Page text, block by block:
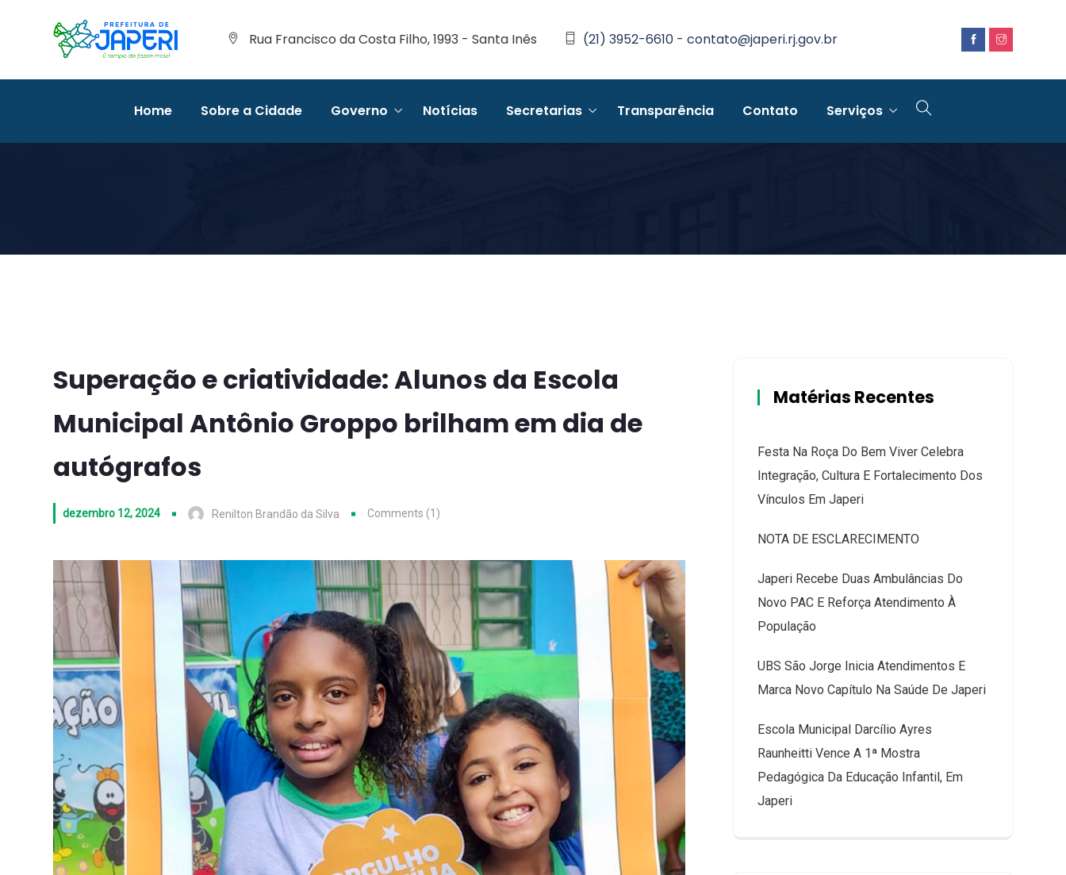
Rua Francisco da Costa Filho, 1993 - Santa Inês (21) 3952-6610 - contato@japeri.rj.gov.br
Home Sobre a Cidade Governo Notícias Secretarias Transparência Contato Serviços
Superação e criatividade: Alunos da Escola
Municipal Antônio Groppo brilham em dia de
autógrafos
dezembro 12, 2024 Renilton Brandão da Silva Comments (1)
Matérias Recentes
Festa Na Roça Do Bem Viver Celebra
Integração, Cultura E Fortalecimento Dos
Vínculos Em Japeri
NOTA DE ESCLARECIMENTO
Japeri Recebe Duas Ambulâncias Do
Novo PAC E Reforça Atendimento À
População
UBS São Jorge Inicia Atendimentos E
Marca Novo Capítulo Na Saúde De Japeri
Escola Municipal Darcílio Ayres
Raunheitti Vence A 1ª Mostra
Pedagógica Da Educação Infantil, Em
Japeri